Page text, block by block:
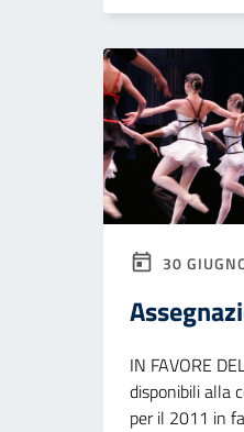
30
IN FAVORE
disponibili alla
per il 2011 in